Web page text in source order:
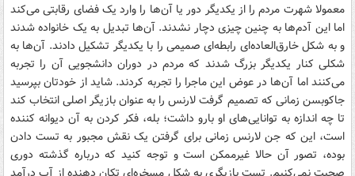
معمولا شهرت مردم را از یکدیگر دور یا آن‌ها را وارد یک فضای رقابتی می‌کند
اما این آدم‌ها به چنین چیزی دچار نشدند. آن‌ها تبدیل به یک خانواده شدند
و به شکل خارق‌العاده‌ای رابطه‌‌ای صمیمی را با یکدیگر تشکیل دادند. آن‌ها به
شکلی کنار یکدیگر بزرگ شدند که مردم در دوران دانشجویی آن را تجربه
می‌کنند اما آن‌ها در عوض این ماجرا را تجربه کردند. شاید از خودتان بپرسید
جاکوبسن زمانی که تصمیم گرفت لارنس را به عنوان بازیگر اصلی انتخاب کند
تا چه اندازه به توانایی‌های او بارو داشت؛ بله، فکر کردن به آن دیوانه‌ کننده
است، این که جن لارنس زمانی برای گرفتن یک نقش مجبور به تست دادن
بوده، تصور آن حالا غیرممکن است و توجه کنید که درباره گذشته دوری